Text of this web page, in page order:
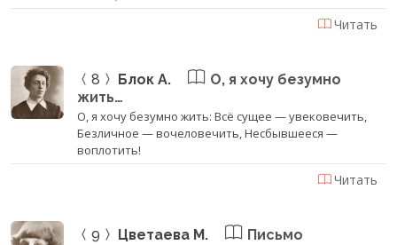
Читать
8 Блок А.
О, я хочу безумно
жить…
О, я хочу безумно жить: Всё сущее — увековечить,
Безличное — вочеловечить, Несбывшееся —
воплотить!
Читать
9 Цветаева М. Письмо